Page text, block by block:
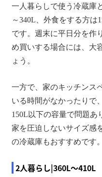
一人暮らしで使う冷蔵庫
～340L、外食をする方は
です。週末に平日分を作
め買いする場合には、大
ょう。
一方で、家のキッチンス
いる時間がなかったりで
150L以下の容量で問題あ
家を圧迫しないサイズ感
の冷蔵庫もおすすめです。
2人暮らし|360L～410L